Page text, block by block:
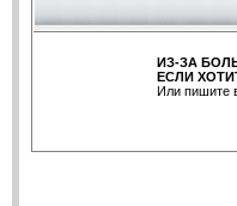
ИЗ-ЗА
ЕСЛИ
Или пишите